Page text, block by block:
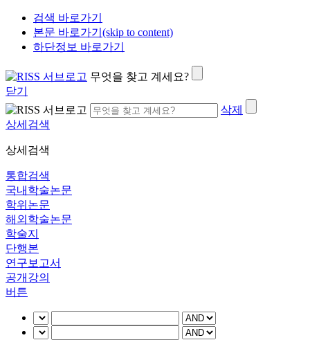
검색 바로가기
본문 바로가기(skip to content)
하단정보 바로가기
무엇을 찾고 계세요?
닫기
삭제
상세검색
상세검색
통합검색
국내학술논문
학위논문
해외학술논문
학술지
단행본
연구보고서
공개강의
버튼